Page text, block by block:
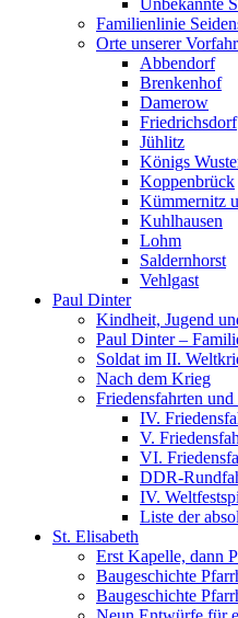
Familienlinie
Orte unserer
Abbendorf
Brenkenhof
Damerow
Friedrichsdorf
Jühlitz
Königs
Koppenbrück
Kümmernitz
Kuhlhausen
Lohm
Saldernhorst
Vehlgast
Paul Dinter
Kindheit, Jugend
Paul Dinter –
Soldat im II.
Nach dem Krieg
Friedensfahrten
IV.
V.
VI.
DDR-
IV.
Liste der
St. Elisabeth
Erst Kapelle, dann
Baugeschichte
Baugeschichte